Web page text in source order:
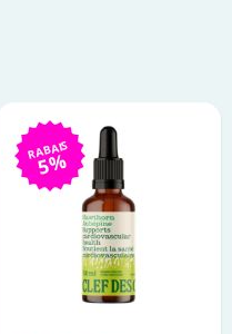
RABAIS
5%